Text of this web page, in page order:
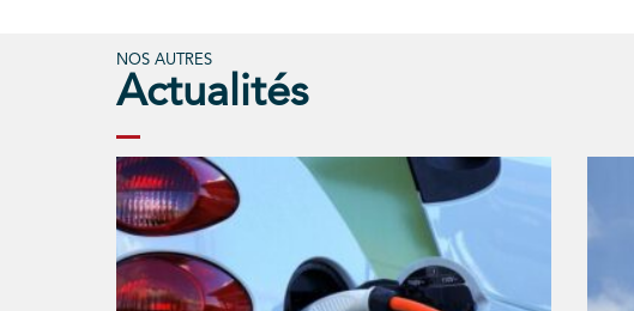
NOS AUTRES
Actualités